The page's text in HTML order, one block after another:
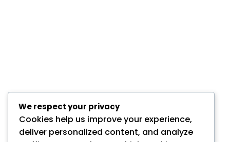
We respect your privacy
Cookies help us improve your experience,
deliver personalized content, and analyze